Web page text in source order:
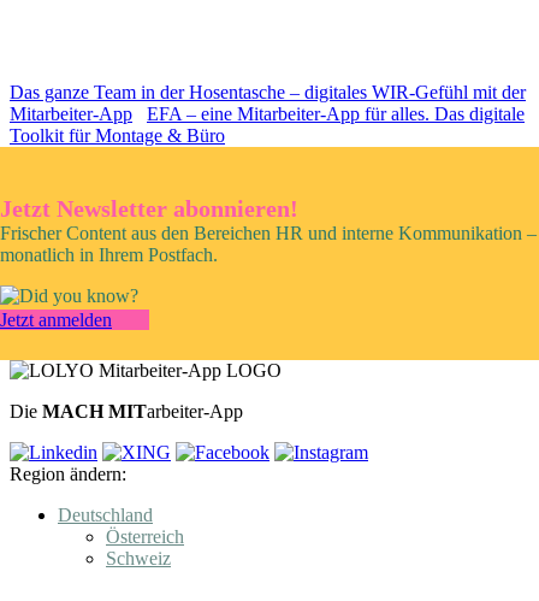
Das ganze Team in der Hosentasche – digitales WIR-Gefühl mit der
Mitarbeiter-App
EFA – eine Mitarbeiter-App für alles. Das digitale
Toolkit für Montage & Büro
Jetzt Newsletter abonnieren!
Frischer Content aus den Bereichen HR und interne Kommunikation –
monatlich in Ihrem Postfach.
Jetzt anmelden
Die MACH MITarbeiter-App
Region ändern:
Deutschland
Österreich
Schweiz